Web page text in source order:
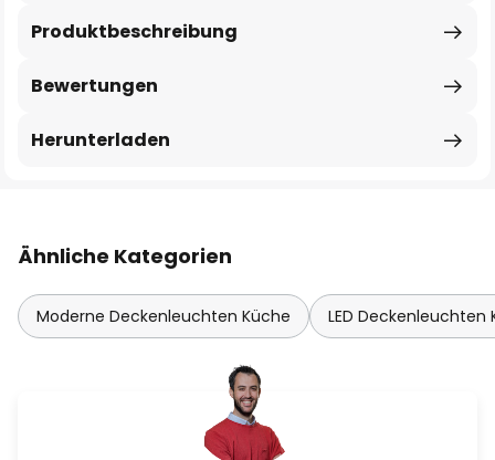
Produktbeschreibung
Bewertungen
Herunterladen
Ähnliche Kategorien
Moderne Deckenleuchten Küche LED Deckenleuchten